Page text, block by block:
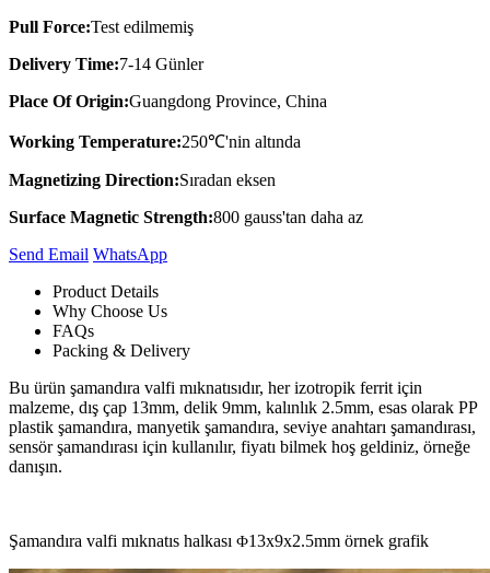
Pull Force:Test edilmemiş
Delivery Time:7-14 Günler
Place Of Origin:Guangdong Province, China
Working Temperature:250℃'nin altında
Magnetizing Direction:Sıradan eksen
Surface Magnetic Strength:800 gauss'tan daha az
Send Email Whats​App
Product Details
Why Choose Us
FAQs
Packing & Delivery
Bu ürün şamandıra valfi mıknatısıdır, her izotropik ferrit için
malzeme, dış çap 13mm, delik 9mm, kalınlık 2.5mm, esas olarak PP
plastik şamandıra, manyetik şamandıra, seviye anahtarı şamandırası,
sensör şamandırası için kullanılır, fiyatı bilmek hoş geldiniz, örneğe
danışın.
Şamandıra valfi mıknatıs halkası Ф13x9x2.5mm örnek grafik